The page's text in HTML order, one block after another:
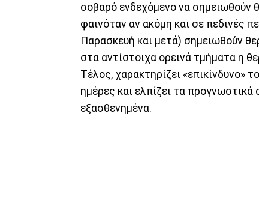
σοβαρό ενδεχόμενο να σημειωθούν
φαινόταν αν ακόμη και σε πεδινές
Παρασκευή και μετά) σημειωθούν
στα αντίστοιχα ορεινά τμήματα η
Τέλος, χαρακτηρίζει «επικίνδυνο»
ημέρες και ελπίζει τα
εξασθενημένα.